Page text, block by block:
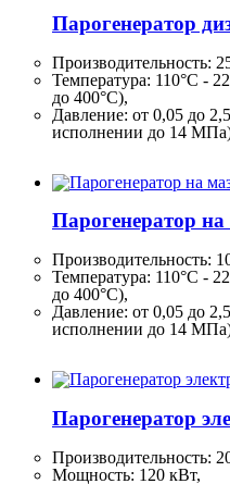
Парогенератор
Производительность:
Температура: 110°C -
до 400°C),
Давление: от 0,05 до
исполнении до 14
Парогенератор
Производительность:
Температура: 110°C -
до 400°C),
Давление: от 0,05 до
исполнении до 14
Парогенератор
Производительность:
Мощность: 120 кВт,